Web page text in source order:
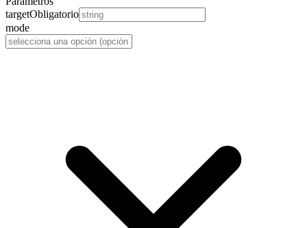
targetObligatorio
mode